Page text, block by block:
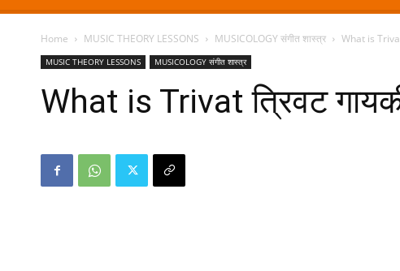
Home MUSIC THEORY LESSONS MUSICOLOGY संगीत शास्त्र What is Trivat
MUSIC THEORY LESSONS MUSICOLOGY संगीत शास्त्र
What is Trivat त्रिवट